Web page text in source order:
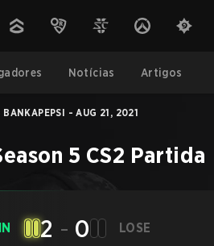
Notícias Artigos
BANKAPEPSI - AUG 21, 2021
5 CS2 Partida
2 - 0 LOSE